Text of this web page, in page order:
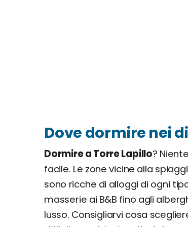
Dove dormire nei
Dormire a Torre Lapillo?
facile. Le zone vicine alla
sono ricche di alloggi di ogni
masserie ai B&B fino agli
lusso. Consigliarvi cosa